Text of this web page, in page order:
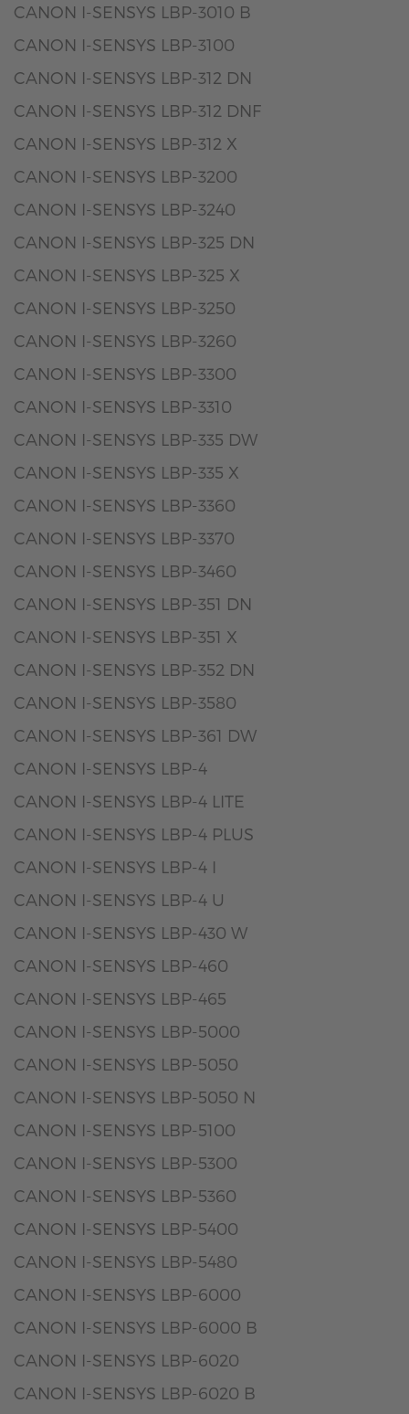
CANON I-SENSYS LBP-3010 B
CANON I-SENSYS LBP-3100
CANON I-SENSYS LBP-312 DN
CANON I-SENSYS LBP-312 DNF
CANON I-SENSYS LBP-312 X
CANON I-SENSYS LBP-3200
CANON I-SENSYS LBP-3240
CANON I-SENSYS LBP-325 DN
CANON I-SENSYS LBP-325 X
CANON I-SENSYS LBP-3250
CANON I-SENSYS LBP-3260
CANON I-SENSYS LBP-3300
CANON I-SENSYS LBP-3310
CANON I-SENSYS LBP-335 DW
CANON I-SENSYS LBP-335 X
CANON I-SENSYS LBP-3360
CANON I-SENSYS LBP-3370
CANON I-SENSYS LBP-3460
CANON I-SENSYS LBP-351 DN
CANON I-SENSYS LBP-351 X
CANON I-SENSYS LBP-352 DN
CANON I-SENSYS LBP-3580
CANON I-SENSYS LBP-361 DW
CANON I-SENSYS LBP-4
CANON I-SENSYS LBP-4 LITE
CANON I-SENSYS LBP-4 PLUS
CANON I-SENSYS LBP-4 I
CANON I-SENSYS LBP-4 U
CANON I-SENSYS LBP-430 W
CANON I-SENSYS LBP-460
CANON I-SENSYS LBP-465
CANON I-SENSYS LBP-5000
CANON I-SENSYS LBP-5050
CANON I-SENSYS LBP-5050 N
CANON I-SENSYS LBP-5100
CANON I-SENSYS LBP-5300
CANON I-SENSYS LBP-5360
CANON I-SENSYS LBP-5400
CANON I-SENSYS LBP-5480
CANON I-SENSYS LBP-6000
CANON I-SENSYS LBP-6000 B
CANON I-SENSYS LBP-6020
CANON I-SENSYS LBP-6020 B